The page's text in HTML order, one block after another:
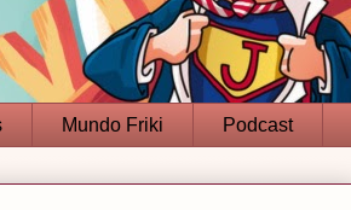
Mundo Friki Podcast